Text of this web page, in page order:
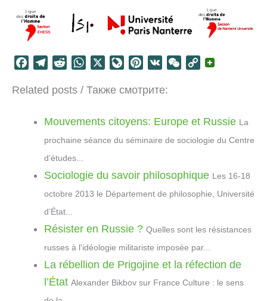
c
g
m
R
d
i
W
a
s
v
J
n
a
n
e
t
W
a
C
L
n
Related posts / Также смотрите:
Mouvements citoyens: Europe et Russie La
prochaine séance du séminaire de sociologie du Centre
d’études...
Sociologie du savoir philosophique Les 16-18
octobre 2013 le Département de philosophie, Université
d’État...
Résister en Russie ? Quelles sont les résistances
russes à l'idéologie militariste imposée par...
La rébellion de Prigojine et la réfection de
l’État Alexander Bikbov sur France Culture : le sens